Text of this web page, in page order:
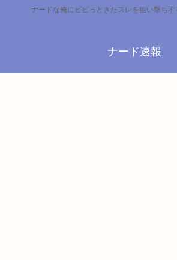
ナードな俺にビビっときたスレを狙い撃ち
ナード速報